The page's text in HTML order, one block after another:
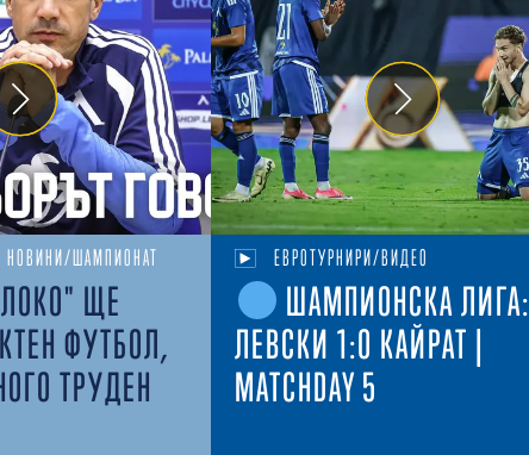
НОВИНИ/ШАМПИОНАТ
ЩЕ
ФУТБОЛ,
ТРУДЕН
ЕВРОТУРНИРИ/ВИДЕО
ШАМПИОНСКА ЛИГА:
ЛЕВСКИ 1:0 КАЙРАТ |
MATCHDAY 5